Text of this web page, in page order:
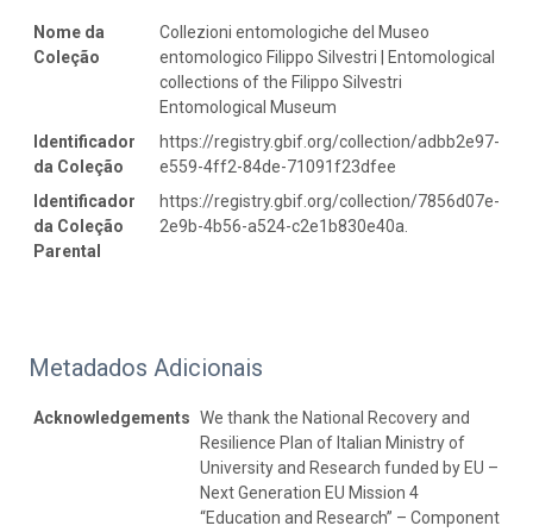
Nome da
Coleção
Collezioni entomologiche del Museo
entomologico Filippo Silvestri | Entomological
collections of the Filippo Silvestri
Entomological Museum
Identificador
da Coleção
https://registry.gbif.org/collection/adbb2e97-
e559-4ff2-84de-71091f23dfee
Identificador
da Coleção
Parental
https://registry.gbif.org/collection/7856d07e-
2e9b-4b56-a524-c2e1b830e40a.
Metadados Adicionais
Acknowledgements We thank the National Recovery and
Resilience Plan of Italian Ministry of
University and Research funded by EU –
Next Generation EU Mission 4
“Education and Research” – Component